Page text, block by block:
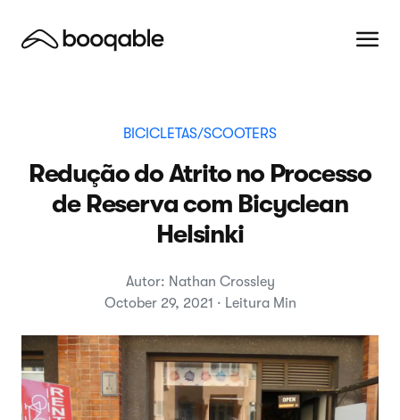
BICICLETAS/SCOOTERS
Redução do Atrito no Processo
de Reserva com Bicyclean
Helsinki
Autor: Nathan Crossley
October 29, 2021 · Leitura Min